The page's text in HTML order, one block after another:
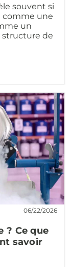
souvent si
comme une
un
structure de
06/22/2026
? Ce que
savoir